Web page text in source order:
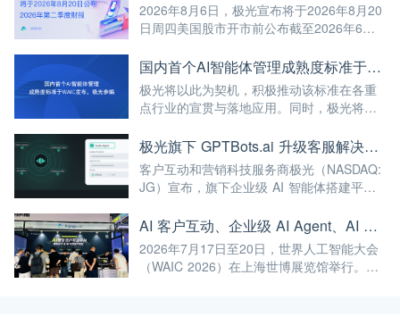
2026年8月6日，极光宣布将于2026年8月20
日周四美国股市开市前公布截至2026年6月
国内首个AI智能体管理成熟度标准于WAIC发布，极光参编
极光将以此为契机，积极推动该标准在各重
点行业的宣贯与落地应用。同时，极光将继
融入自身的产品与服务中，赋能更多企业实
现智能化转型，为我国人工智能产业规模
化、高端化发展注入强劲动能！
极光旗下 GPTBots.ai 升级客服解决方案：Audio Agent 打通企业通信线路，LINE 客服插件 2.0 同步上线
客户互动和营销科技服务商极光（NASDAQ:
JG）宣布，旗下企业级 AI 智能体搭建平台
Agent 正式支持通过 SIP 协议与 Twilio 对接
企业通信系统；LINE 客服插件 2.0 完成界面
重构并新增通知功能。
AI 客户互动、企业级 AI Agent、AI 内容生成集中亮相！极光旗下EngageLab WAIC 2026 现场回顾
2026年7月17日至20日，世界人工智能大会
（WAIC 2026）在上海世博展览馆举行。极